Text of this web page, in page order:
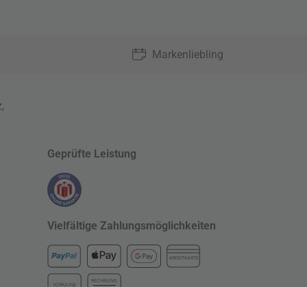
Markenliebling
,
Geprüfte Leistung
Vielfältige Zahlungsmöglichkeiten
KREDITKARTE
VORKASSE
RECHNUNG